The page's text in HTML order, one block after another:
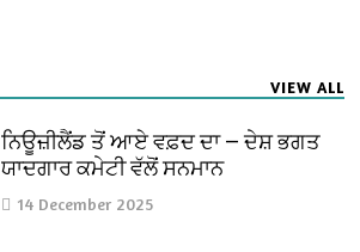
VIEW ALL
ਨਿਊਜ਼ੀਲੈਂਡ ਤੋਂ ਆਏ ਵਫ਼ਦ ਦਾ — ਦੇਸ਼ ਭਗਤ
ਯਾਦਗਾਰ ਕਮੇਟੀ ਵੱਲੋਂ ਸਨਮਾਨ
14 December 2025